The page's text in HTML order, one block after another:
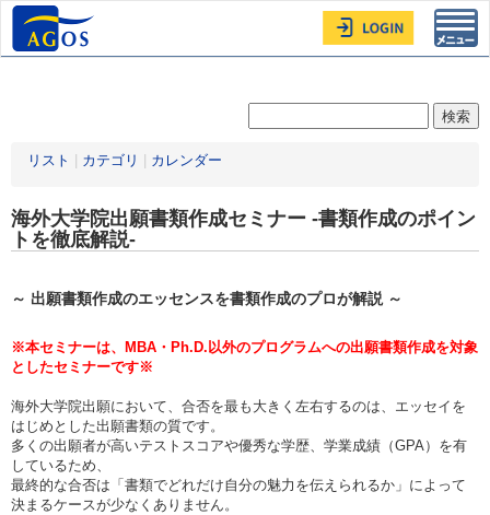
リスト カテゴリ カレンダー
海外大学院出願書類作成セミナー -書類作成のポイン
トを徹底解説-
～ 出願書類作成のエッセンスを書類作成のプロが解説 ～
※本セミナーは、MBA・Ph.D.以外のプログラムへの出願書類作成を対象
としたセミナーです※
海外大学院出願において、合否を最も大きく左右するのは、エッセイを
はじめとした出願書類の質です。
多くの出願者が高いテストスコアや優秀な学歴、学業成績（GPA）を有
しているため、
最終的な合否は「書類でどれだけ自分の魅力を伝えられるか」によって
決まるケースが少なくありません。